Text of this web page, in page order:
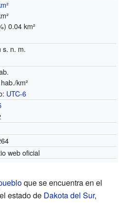
0.04 km²
s. n. m.
km²
UTC-6
web oficial
que se encuentra en el
estado de Dakota del Sur,